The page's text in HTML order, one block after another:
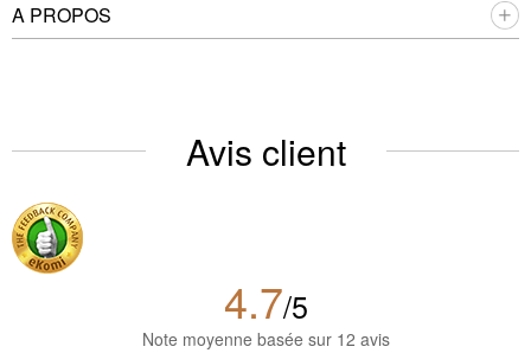
A PROPOS
Avis client
4.7/5
Note moyenne basée sur 12 avis